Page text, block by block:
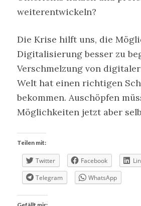
weiterentwickeln?
Die Krise hilft uns, die
Digitalisierung besser zu
Verschmelzung von
Welt hat einen richtigen
bekommen. Auschöpfen
Möglichkeiten jetzt aber
Teilen mit:
Twitter Facebook
Telegram
WhatsApp